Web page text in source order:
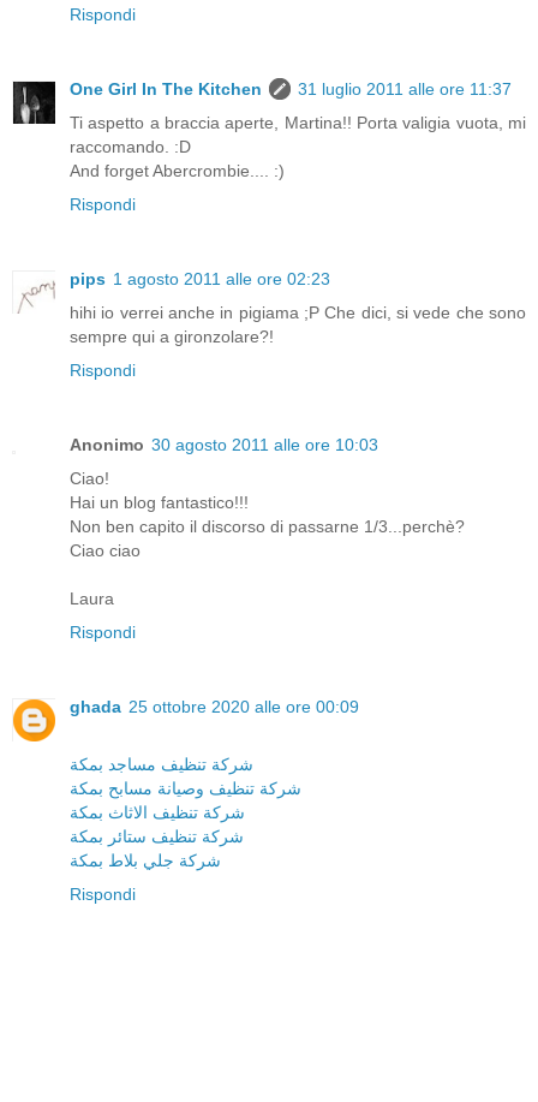
Rispondi
One Girl In The Kitchen
31 luglio 2011 alle ore 11:37
Ti aspetto a braccia aperte, Martina!! Porta valigia vuota, mi
raccomando. :D
And forget Abercrombie.... :)
Rispondi
pips 1 agosto 2011 alle ore 02:23
hihi io verrei anche in pigiama ;P Che dici, si vede che sono
sempre qui a gironzolare?!
Rispondi
Anonimo 30 agosto 2011 alle ore 10:03
Ciao!
Hai un blog fantastico!!!
Non ben capito il discorso di passarne 1/3...perchè?
Ciao ciao
Laura
Rispondi
ghada 25 ottobre 2020 alle ore 00:09
شركة تنظيف مساجد بمكة
شركة تنظيف وصيانة مسابح بمكة
شركة تنظيف الاثاث بمكة
شركة تنظيف ستائر بمكة
شركة جلي بلاط بمكة
Rispondi